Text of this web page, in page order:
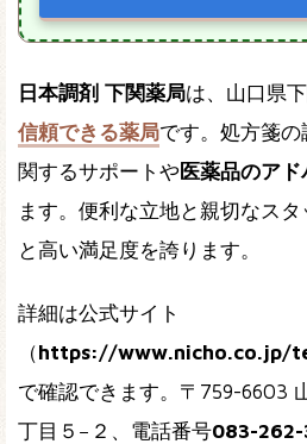
日本調剤 下関薬局は、山口県
信頼できる薬局です。処方箋
関するサポートや医薬品のアド
ます。便利な立地と親切なスタ
と高い満足度を誇ります。
詳細は公式サイト
（https://www.nicho.co.jp/
で確認できます。〒759-6603
丁目５−２、電話番号083-262-